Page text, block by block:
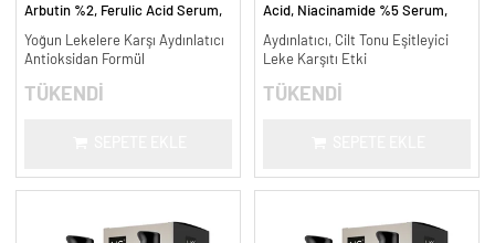
Arbutin %2, Ferulic Acid Serum,
ml.
Yoğun Lekelere Karşı Aydınlatıcı
Antioksidan Formül
TÜKENDİ
Acid, Niacinamide %5 Serum,
ml.
Aydınlatıcı, Cilt Tonu Eşitleyici
Leke Karşıtı Etki
TÜKENDİ